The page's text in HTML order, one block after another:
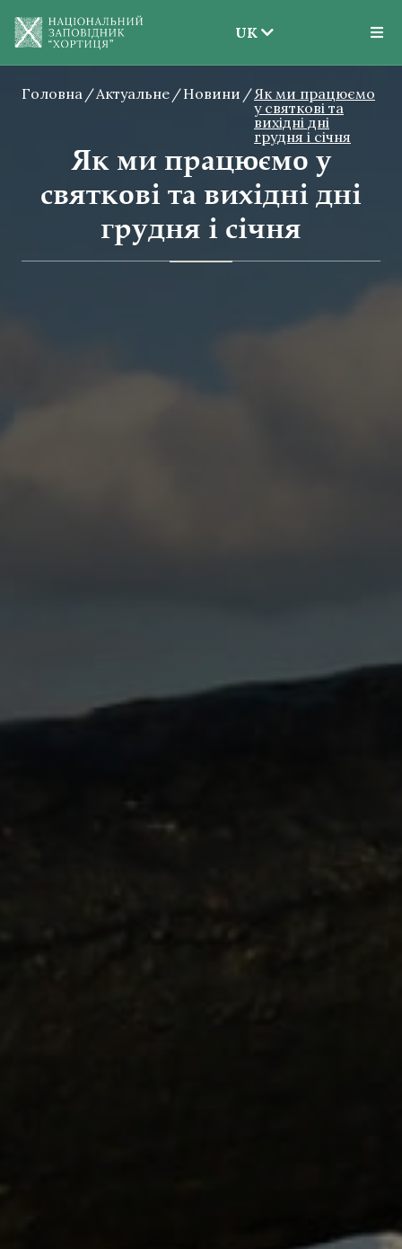
UK
EN
UK
Головна Актуальне Новини
Як ми працюємо
у святкові та
вихідні дні
грудня і січня
Як ми працюємо у
святкові та вихідні дні
грудня і січня